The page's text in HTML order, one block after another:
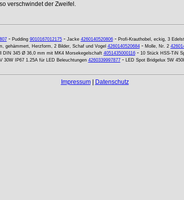
verschwindet der Zweifel.
- Pudding 9010167012175- Jacke 4260140520806- Profi-Krauthobel, eckig, 3
gehämmert, Herzform, 2 Bilder, Schaf und Vogel 4260140520684- Molle, Nr. 2
DIN 345 Ø 36,0 mm mit MK4 Morsekegelschaft 4051435000116- 10 Stück HSS-TiN
30W IP67 1.25A für LED Beleuchtungen 4260339997877- LED Spot Bridgelux 5W
Impressum| Datenschutz